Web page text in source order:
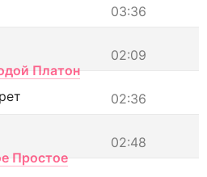
03:36
02:09
Платон
02:36
02:48
Простое